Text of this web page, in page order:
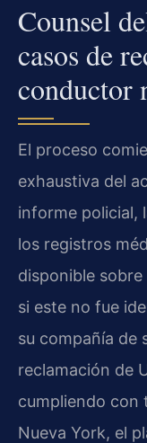
Counsel
casos de
conductor
El proceso
exhaustiva del
informe policial,
los registros
disponible
si este no fue
su compañía de
reclamación de
cumpliendo con
Nueva York, el